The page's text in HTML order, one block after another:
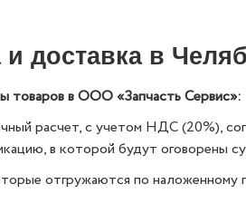
и доставка в
товаров в ООО «Запчасть Сервис»:
расчет, с учетом НДС (20%),
в которой будут оговорены
отгружаются по наложенному